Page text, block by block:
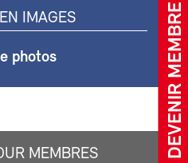
DEVENIR MEMBRE
IMAGES
photos
MEMBRES